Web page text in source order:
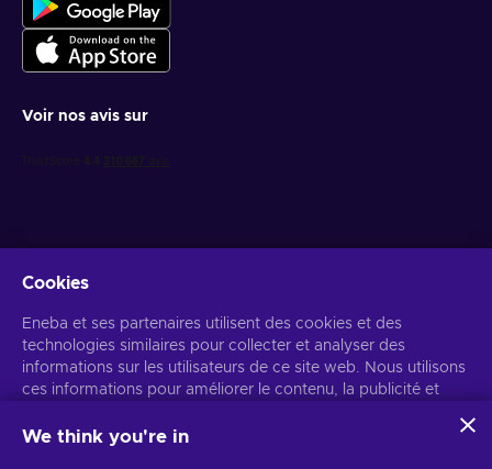
Voir nos avis sur
S’abonner
Vous pouvez vous désabonner à tout moment. Consultez l'avis de
Cookies
Eneba et ses partenaires utilisent des cookies et des
technologies similaires pour collecter et analyser des
informations sur les utilisateurs de ce site web. Nous utilisons
ces informations pour améliorer le contenu, la publicité et
également être utilisées pour personnaliser les annonces.
We think you're in